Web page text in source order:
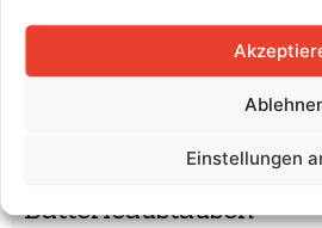
Einstellungen
Displaytausch (Glas +
Rahmen)
Risse, Kratzer oder ein defektes
wieder wie neu aussieht.
Batterieaustausch